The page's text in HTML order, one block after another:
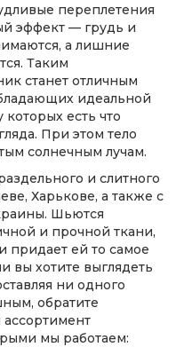
переплетения
эффект — грудь и
а лишние
Таким
станет отличным
идеальной
есть что
При этом тело
солнечным лучам.
и слитного
Харькове, а также с
Шьются
и прочной ткани,
придает ей то самое
вы хотите выглядеть
ни одного
обратите
мы работаем: